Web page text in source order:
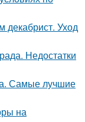
декабрист. Уход
Недостатки
Самые лучшие
на